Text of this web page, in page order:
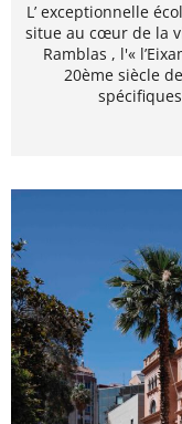
L’ exceptionnelle
situe au cœur de la
Ramblas , l'«
20ème siècle